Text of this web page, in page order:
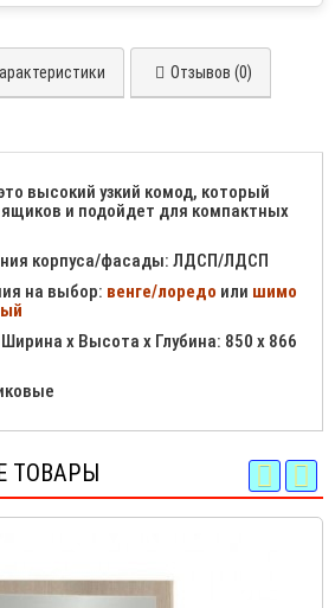
Отзывов (0)
высокий узкий комод, который
и подойдет для компактных
корпуса/фасады: ЛДСП/ЛДСП
на выбор: венге/лоредо или шимо
х Высота х Глубина: 850 х 866
ТОВАРЫ